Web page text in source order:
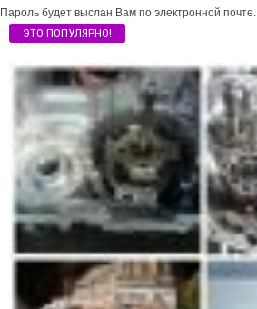
Пароль будет выслан Вам по электронной почте.
ЭТО ПОПУЛЯРНО!